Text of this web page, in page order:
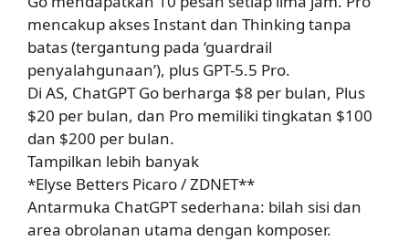
mencakup akses Instant dan Thinking tanpa
batas (tergantung pada ‘guardrail
penyalahgunaan’), plus GPT-5.5 Pro.
Di AS, ChatGPT Go berharga $8 per bulan, Plus
$20 per bulan, dan Pro memiliki tingkatan $100
dan $200 per bulan.
Tampilkan lebih banyak
*Elyse Betters Picaro / ZDNET**
Antarmuka ChatGPT sederhana: bilah sisi dan
area obrolanan utama dengan komposer.